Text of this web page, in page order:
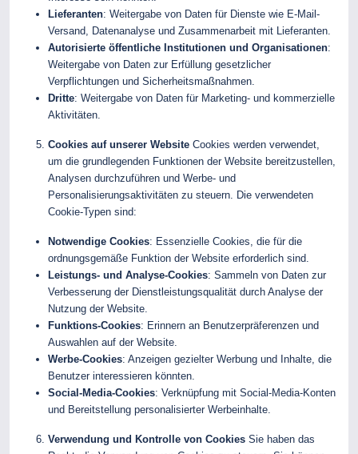
Lieferanten: Weitergabe von Daten für Dienste wie E-Mail-
Versand, Datenanalyse und Zusammenarbeit mit Lieferanten.
Autorisierte öffentliche Institutionen und Organisationen:
Weitergabe von Daten zur Erfüllung gesetzlicher
Verpflichtungen und Sicherheitsmaßnahmen.
Dritte: Weitergabe von Daten für Marketing- und kommerzielle
Aktivitäten.
Cookies auf unserer Website Cookies werden verwendet,
um die grundlegenden Funktionen der Website bereitzustellen,
Analysen durchzuführen und Werbe- und
Personalisierungsaktivitäten zu steuern. Die verwendeten
Cookie-Typen sind:
Notwendige Cookies: Essenzielle Cookies, die für die
ordnungsgemäße Funktion der Website erforderlich sind.
Leistungs- und Analyse-Cookies: Sammeln von Daten zur
Verbesserung der Dienstleistungsqualität durch Analyse der
Nutzung der Website.
Funktions-Cookies: Erinnern an Benutzerpräferenzen und
Auswahlen auf der Website.
Werbe-Cookies: Anzeigen gezielter Werbung und Inhalte, die
Benutzer interessieren könnten.
Social-Media-Cookies: Verknüpfung mit Social-Media-Konten
und Bereitstellung personalisierter Werbeinhalte.
Verwendung und Kontrolle von Cookies Sie haben das